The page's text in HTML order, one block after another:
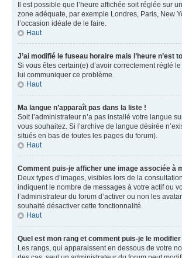
Il est possible que l’heure affichée soit réglée sur
zone adéquate, par exemple Londres, Paris, New
l’occasion idéale de le faire.
Haut
J’ai modifié le fuseau horaire mais l’heure n’est
Si vous êtes certain(e) d’avoir correctement réglé
lui communiquer ce problème.
Haut
Ma langue n’apparaît pas dans la liste !
Soit l’administrateur n’a pas installé votre langue
vous souhaitez. Si l’archive de langue désirée
situés en bas de toutes les pages du forum).
Haut
Comment puis-je afficher une image associée à
Deux types d’images, visibles lors de la
indiquent le nombre de messages à votre actif ou
l’administrateur du forum d’activer ou non les
souhaité désactiver cette fonctionnalité.
Haut
Quel est mon rang et comment puis-je le modifier
Les rangs, qui apparaissent en dessous de votre